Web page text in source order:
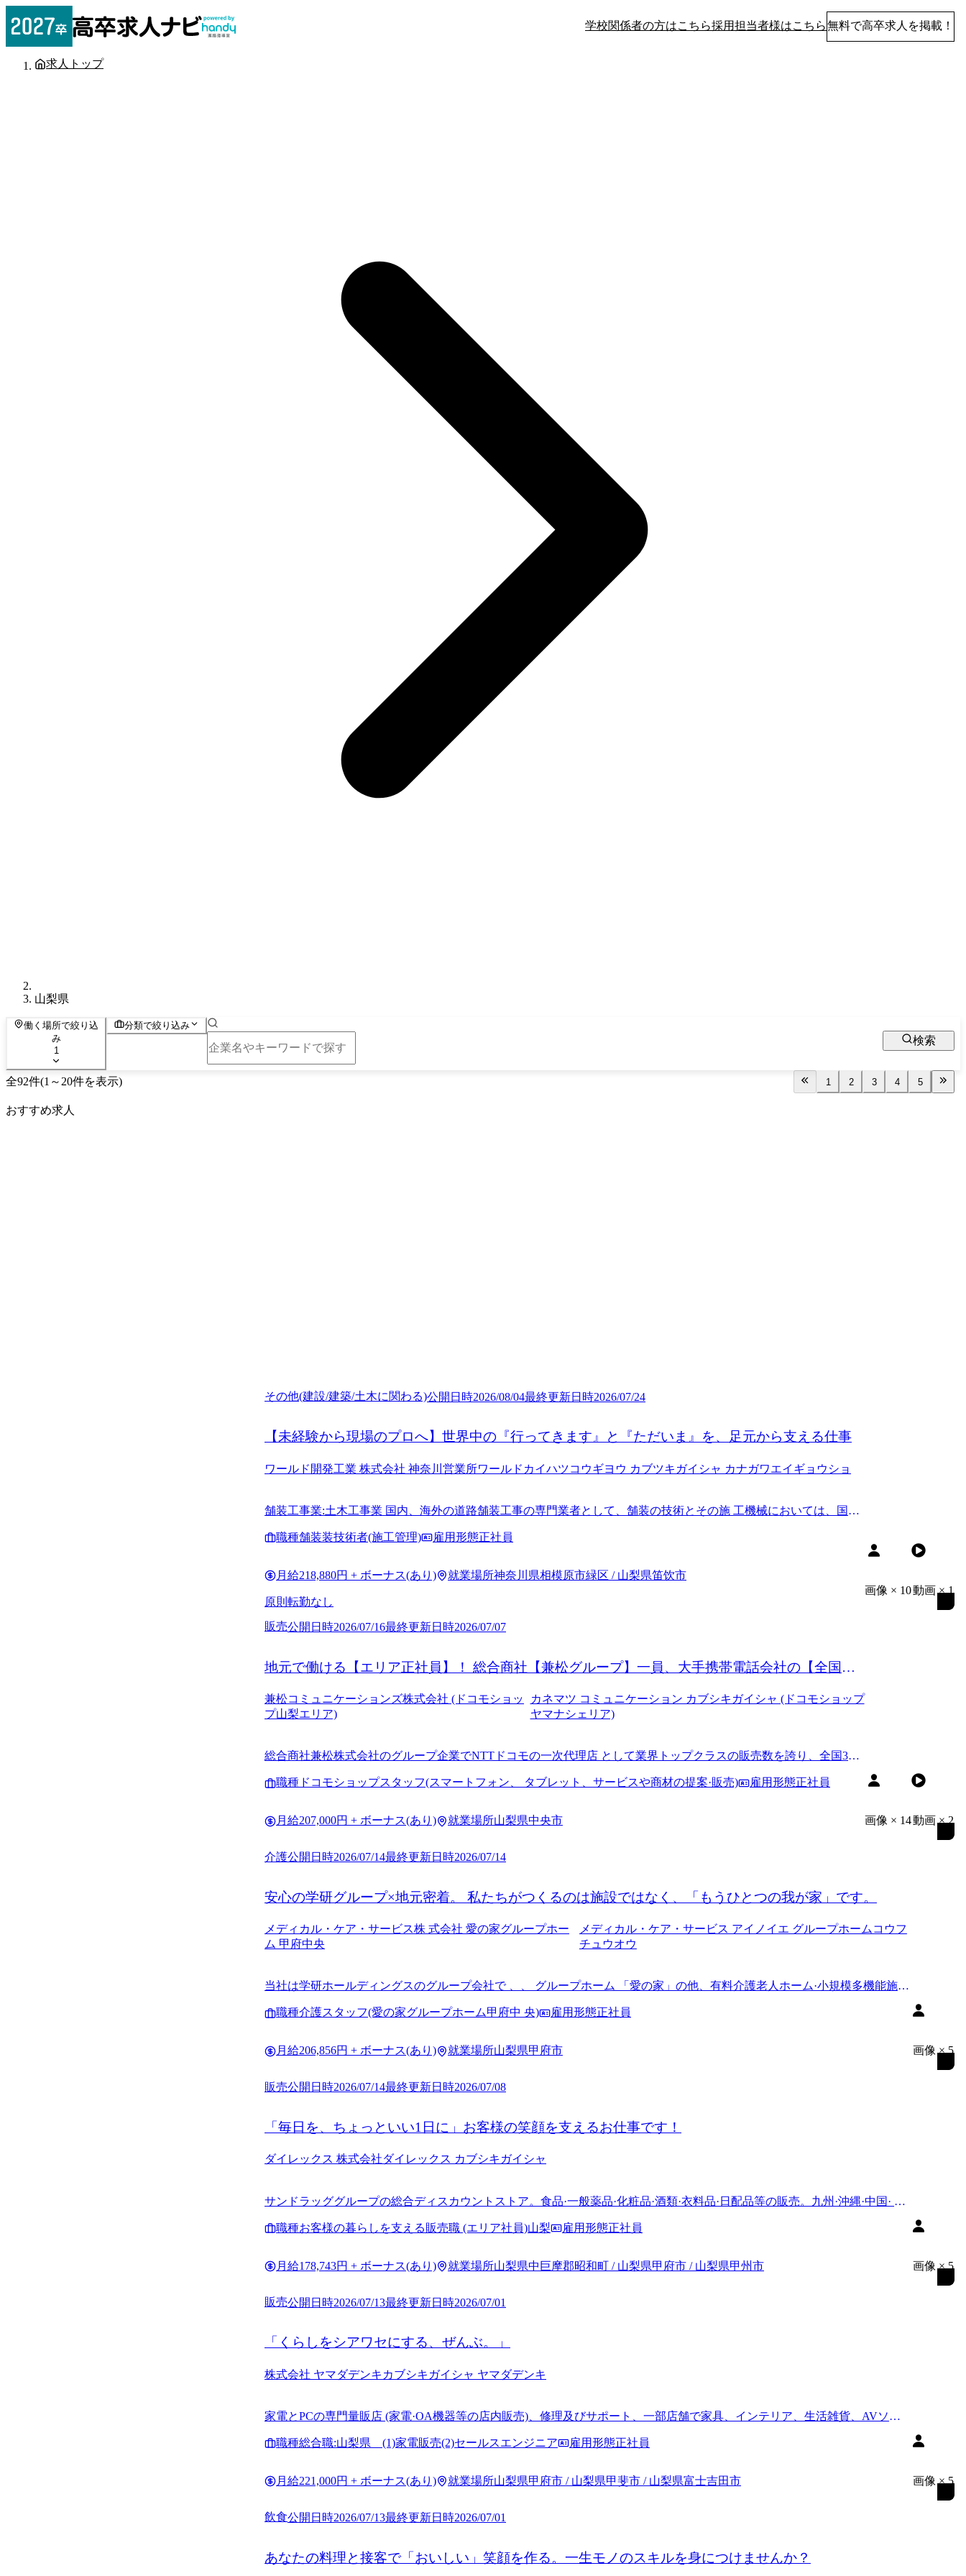
学校関係者の方はこちら採用担当者様はこちら無料で高卒求人を掲載！
求人トップ
山梨県
働く場所で絞り込
み
1
分類で絞り込み
検索
全92件(1 ～ 20件を表示) 1 2 3 4 5
おすすめ求人
その他(建設/建築/土木に関わる)公開日時2026/08/04最終更新日時2026/07/24
【未経験から現場のプロへ】世界中の『行ってきます』と『ただいま』を、足元から支える仕事
ワールド開発工業 株式会社 神奈川営業所ワールドカイハツコウギヨウ カブツキガイシャ カナガワエイギョウショ
舗装工事業:土木工事業 国内、海外の道路舗装工事の専門業者として、舗装の技術とその施 工機械においては、国内
職種舗装装技術者(施工管理) 雇用形態正社員
月給218,880円 + ボーナス(あり) 就業場所神奈川県相模原市緑区 / 山梨県笛饮市
原則転勤なし
画像 × 10動画×1
販売公開日時2026/07/16最終更新日時2026/07/07
地元で働ける【エリア正社員】！ 総合商社【兼松グループ】一員、大手携帯電話会社の【全国一
兼松コミュニケーションズ株式会社 (ドコモショッ
プ山梨エリア)
カネマツ コミュニケーション カブシキガイシャ (ドコモショップ
ヤマナシェリア)
総合商社兼松株式会社のグループ企業でNTTドコモの一次代理店 として業界トップクラスの販売数を誇り、全国340
職種 ドコモショップスタッフ(スマートフォン、 タブレット、サービスや商材の提案·販売) 雇用形態正社員
月給207,000円 + ボーナス(あり) 就業場所山梨県中央市 画像 × 14動画×2
介護公開日時2026/07/14最終更新日時2026/07/14
安心の学研グループ×地元密着。 私たちがつくるのは施設ではなく、「もうひとつの我が家」です。
メディカル・ケア・サービス株 式会社 愛の家グループホー
ム 甲府中央
メディカル・ケア・サービス アイノイエ グループホームコウフ
チュウオウ
当社は学研ホールディングスのグループ会社で 、、 グループホーム 「愛の家」の他、有料介護老人ホーム·小規模多機能施設
職種介護スタッフ(愛の家グループホーム甲府中 央) 雇用形態正社員
月給206,856円 + ボーナス(あり) 就業場所山梨県甲府市 画像×5
販売公開日時2026/07/14最終更新日時2026/07/08
「毎日を、ちょっといい1日に」お客様の笑顔を支えるお仕事です！
ダイレックス 株式会社ダイレックス カブシキガイシャ
サンドラッググループの総合ディスカウントストア。食品·一般薬品·化粧品·酒類·衣料品·日配品等の販売。九州·沖縄·中国· 四
職種お客様の暮らしを支える販売職 (エリア社員)山梨 雇用形態正社員
月給178,743円 + ボーナス(あり) 就業場所山梨県中巨摩郡昭和町 / 山梨県甲府市 / 山梨県甲州市 画像×5
販売公開日時2026/07/13最終更新日時2026/07/01
「くらしをシアワセにする、ぜんぶ。」
株式会社 ヤマダデンキ カブシキガイシャ ヤマダデンキ
家電とPCの専門量販店 (家電·OA機器等の店内販売)、修理及びサポート、一部店舗で家具、インテリア、生活雑貨、AVソフ
職種総合職:山梨県 (1)家電販売(2)セールスエンジニア 雇用形態正社員
月給221,000円 + ボーナス(あり) 就業場所山梨県甲府市 / 山梨県甲斐市 / 山梨県富士吉田市 画像×5
飲食公開日時2026/07/13最終更新日時2026/07/01
あなたの料理と接客で「おいしい」笑顔を作る。一生モノのスキルを身につけませんか？